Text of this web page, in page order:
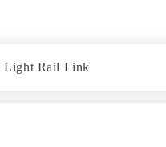
Light Rail Link